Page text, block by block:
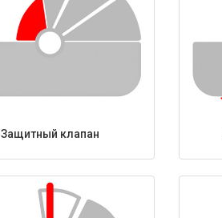
Защитный клапан